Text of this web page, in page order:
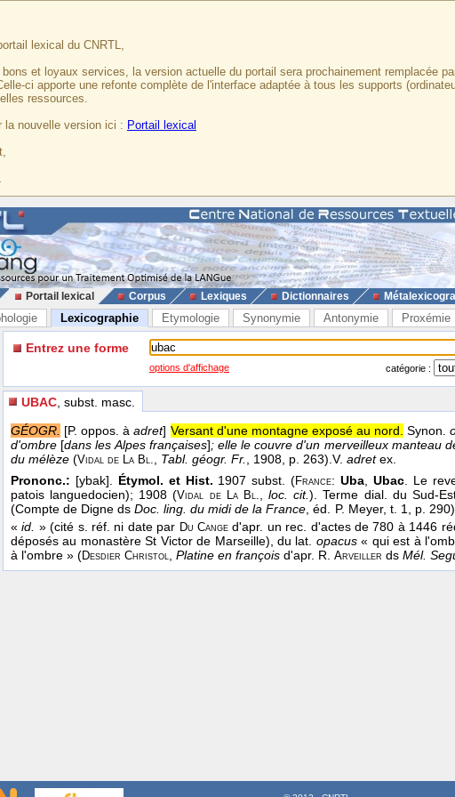
lexical du CNRTL,
et loyaux services, la version actuelle du portail sera prochainement remplacée
ci apporte une refonte complète de l'interface adaptée à tous les supports
ressources.
la nouvelle version ici : Portail lexical
Portail lexical Corpus Lexiques Dictionnaires
Lexicographie Etymologie Synonymie Antonymie Proxémie
Entrez une forme
options d'affichage catégorie :
UBAC , subst. masc.
GÉOGR. [P. oppos. àadret] Versant d'une montagne exposé au nord. Synon.
d'ombre [dans les Alpes françaises]; elle le couvre d'un merveilleux manteau
du mélèze (Vidal de La Bl., Tabl. géogr. Fr., 1908, p. 263).V. adretex.
Prononc.: [ybak]. Étymol. et Hist. 1907 subst. (France: Uba, Ubac. Le
patois languedocien); 1908 (Vidal de La Bl.,loc. cit.). Terme dial. du Sud-
(Compte de Digne dsDoc. ling. du midi de la France, éd. P. Meyer, t. 1, p.
«id. » (cité s. réf. ni date par Du Cange d'apr. un rec. d'actes de 780 à 1446
déposés au monastère St Victor de Marseille), du lat. opacus« qui est à
à l'ombre » (Desdier Christol Platine en françois d'apr. R. Arveiller ds Mél.